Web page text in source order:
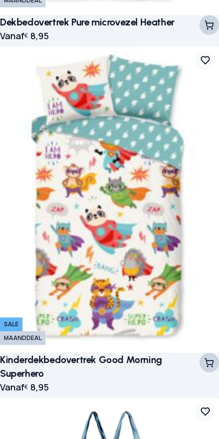
Dekbedovertrek Pure microvezel Heather
Vanaf€ 8,95
SALE
MAANDDEAL
Kinderdekbedovertrek Good Morning
Superhero
Vanaf€ 8,95